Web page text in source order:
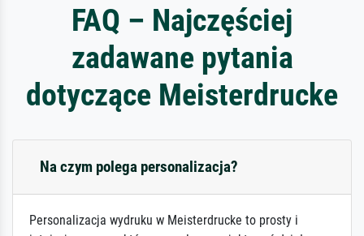
FAQ – Najczęściej
zadawane pytania
dotyczące Meisterdrucke
Na czym polega personalizacja?
Personalizacja wydruku w Meisterdrucke to prosty i